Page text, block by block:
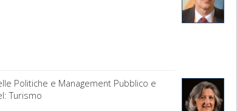
Politiche e Management Pubblico e
Turismo